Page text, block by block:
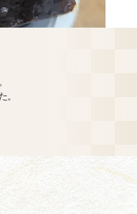
。